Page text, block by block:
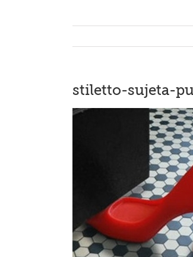
stiletto-sujeta-